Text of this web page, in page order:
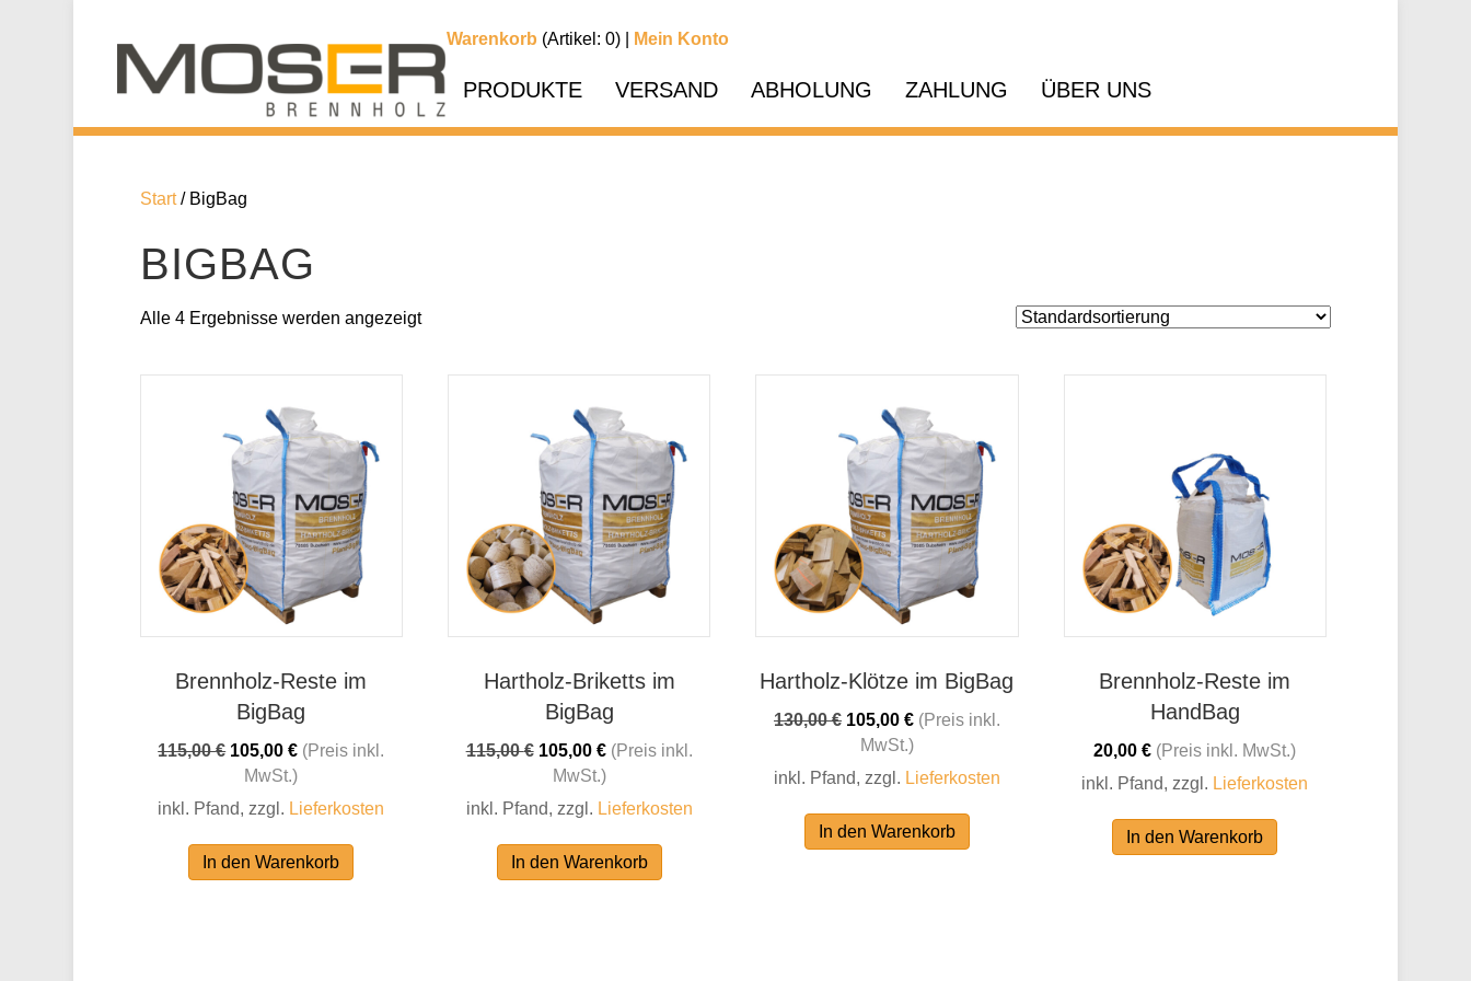
Warenkorb (Artikel: 0) | Mein Konto
PRODUKTE VERSAND ABHOLUNG ZAHLUNG ÜBER UNS
Start/ BigBag
BIGBAG
Alle 4 Ergebnisse werden angezeigt
Brennholz-Reste im
BigBag
115,00€ Ursprünglicher
Preis
115,00 €
105,00€Aktueller
105,00 €.
(Preis inkl.
MwSt.)
inkl. Pfand, zzgl. Lieferkosten
In den Warenkorb
Hartholz-Briketts im
BigBag
115,00€ Ursprünglicher
Preis
115,00 €
105,00 €Aktueller
Preis
105,00 €.
(Preis inkl.
MwSt.)
inkl. Pfand, zzgl. Lieferkosten
In den Warenkorb
Hartholz-Klötze im BigBag
130,00€ Ursprünglicher
Preis
130,00 €
105,00 €Aktueller
Preis
105,00 €.
(Preis inkl.
MwSt.)
inkl. Pfand, zzgl. Lieferkosten
In den Warenkorb
Brennholz-Reste im
HandBag
20,00€ (Preis inkl. MwSt.)
inkl. Pfand, zzgl. Lieferkosten
In den Warenkorb